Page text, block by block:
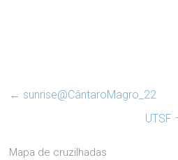
← sunrise@CântaroMagro_22
UTSF
Mapa de cruzilhadas